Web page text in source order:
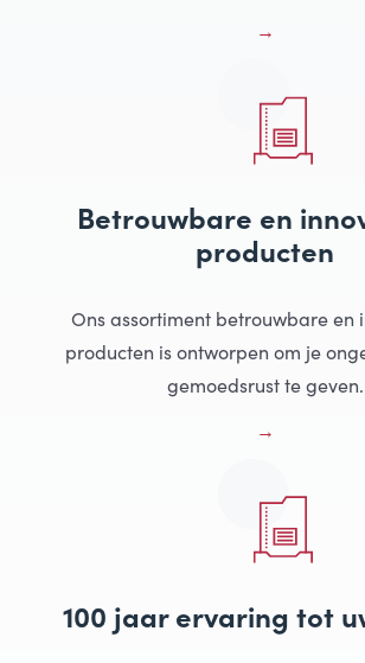
Betrouwbare en
producten
Ons assortiment betrouwbare en
producten is ontworpen om je
gemoedsrust te geven.
100 jaar ervaring tot